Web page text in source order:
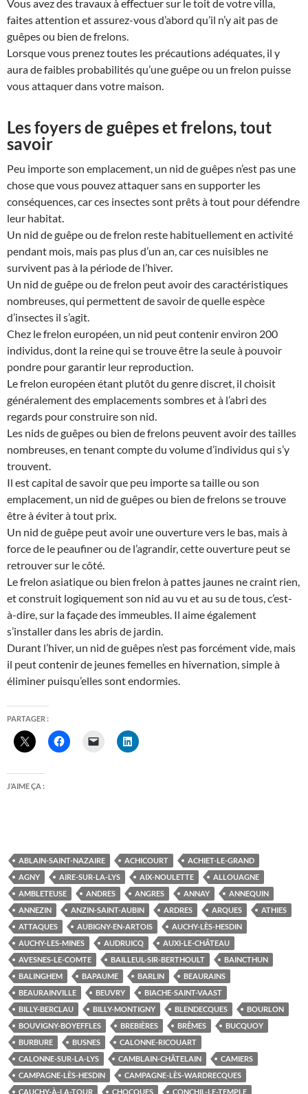
Vous avez des travaux à effectuer sur le toit de votre villa,
faites attention et assurez-vous d’abord qu’il n’y ait pas de
guêpes ou bien de frelons.
Lorsque vous prenez toutes les précautions adéquates, il y
aura de faibles probabilités qu’une guêpe ou un frelon puisse
vous attaquer dans votre maison.
Les foyers de guêpes et frelons, tout
savoir
Peu importe son emplacement, un nid de guêpes n’est pas une
chose que vous pouvez attaquer sans en supporter les
conséquences, car ces insectes sont prêts à tout pour défendre
leur habitat.
Un nid de guêpe ou de frelon reste habituellement en activité
pendant mois, mais pas plus d’un an, car ces nuisibles ne
survivent pas à la période de l’hiver.
Un nid de guêpe ou de frelon peut avoir des caractéristiques
nombreuses, qui permettent de savoir de quelle espèce
d’insectes il s’agit.
Chez le frelon européen, un nid peut contenir environ 200
individus, dont la reine qui se trouve être la seule à pouvoir
pondre pour garantir leur reproduction.
Le frelon européen étant plutôt du genre discret, il choisit
généralement des emplacements sombres et à l’abri des
regards pour construire son nid.
Les nids de guêpes ou bien de frelons peuvent avoir des tailles
nombreuses, en tenant compte du volume d’individus qui s’y
trouvent.
Il est capital de savoir que peu importe sa taille ou son
emplacement, un nid de guêpes ou bien de frelons se trouve
être à éviter à tout prix.
Un nid de guêpe peut avoir une ouverture vers le bas, mais à
force de le peaufiner ou de l’agrandir, cette ouverture peut se
retrouver sur le côté.
Le frelon asiatique ou bien frelon à pattes jaunes ne craint rien,
et construit logiquement son nid au vu et au su de tous, c’est-
à-dire, sur la façade des immeubles. Il aime également
s’installer dans les abris de jardin.
Durant l’hiver, un nid de guêpes n’est pas forcément vide, mais
il peut contenir de jeunes femelles en hivernation, simple à
éliminer puisqu’elles sont endormies.
PARTAGER :
J’AIME ÇA :
ABLAIN-SAINT-NAZAIRE ACHICOURT
ACHIET-LE-GRAND
AGNY
AIRE-SUR-LA-LYS AIX-NOULETTE
ALLOUAGNE
AMBLETEUSE
ANDRES ANGRES ANNAY
ANNEQUIN
ANNEZIN
ANZIN-SAINT-AUBIN ARDRES ARQUES
ATHIES
ATTAQUES
AUBIGNY-EN-ARTOIS
AUCHY-LÈS-HESDIN
AUCHY-LES-MINES
AUDRUICQ
AUXI-LE-CHÂTEAU
AVESNES-LE-COMTE
BAILLEUL-SIR-BERTHOULT
BAINCTHUN
BALINGHEM
BAPAUME BARLIN
BEAURAINS
BEAURAINVILLE
BEUVRY
BIACHE-SAINT-VAAST
BILLY-BERCLAU
BILLY-MONTIGNY BLENDECQUES
BOURLON
BOUVIGNY-BOYEFFLES
BREBIÈRES BRÊMES
BUCQUOY
BURBURE
BUSNES
CALONNE-RICOUART
CALONNE-SUR-LA-LYS
CAMBLAIN-CHÂTELAIN
CAMIERS
CAMPAGNE-LÈS-HESDIN
CAMPAGNE-LÈS-WARDRECQUES
CAUCHY-À-LA-TOUR
CHOCQUES
CONCHIL-LE-TEMPLE